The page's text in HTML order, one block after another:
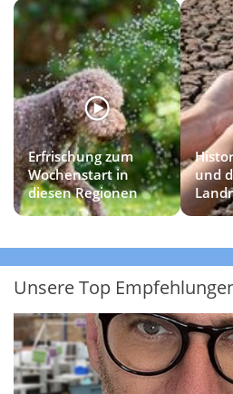
Erfrischung zum
Wochenstart in
diesen Regionen
und
Unsere Top